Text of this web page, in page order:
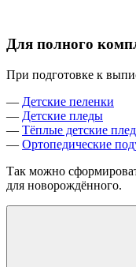
Для полного
При подготовке к
— Детские пеленки
— Детские пледы
— Тёплые детские
— Ортопедические
Так можно
для новорождённого.